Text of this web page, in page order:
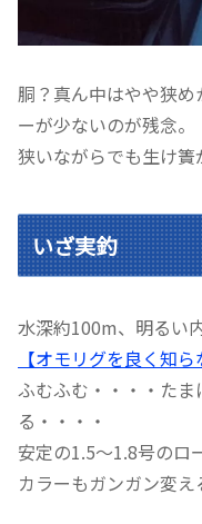
胴？真ん中はやや狭
ーが少ないのが残念。
狭いながらでも生け簀
いざ実釣
水深約100m、明るい
【オモリグを良く知
ふむふむ・・・・た
る・・・・
安定の1.5～1.8号のロ
カラーもガンガン変え